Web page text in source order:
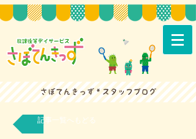
記事一覧へもどる